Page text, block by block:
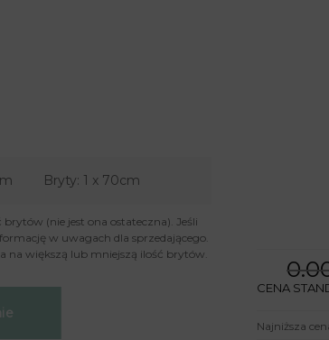
Bryty: 1 x 70cm
(nie jest ona ostateczna). Jeśli
w uwagach dla sprzedającego.
na większą lub mniejszą ilość brytów.
CENA
Najniższa